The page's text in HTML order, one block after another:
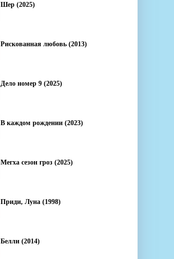
Шер (2025)
Рискованная любовь (2013)
Дело номер 9 (2025)
В каждом рождении (2023)
Мегха сезон гроз (2025)
Приди, Луна (1998)
Белли (2014)